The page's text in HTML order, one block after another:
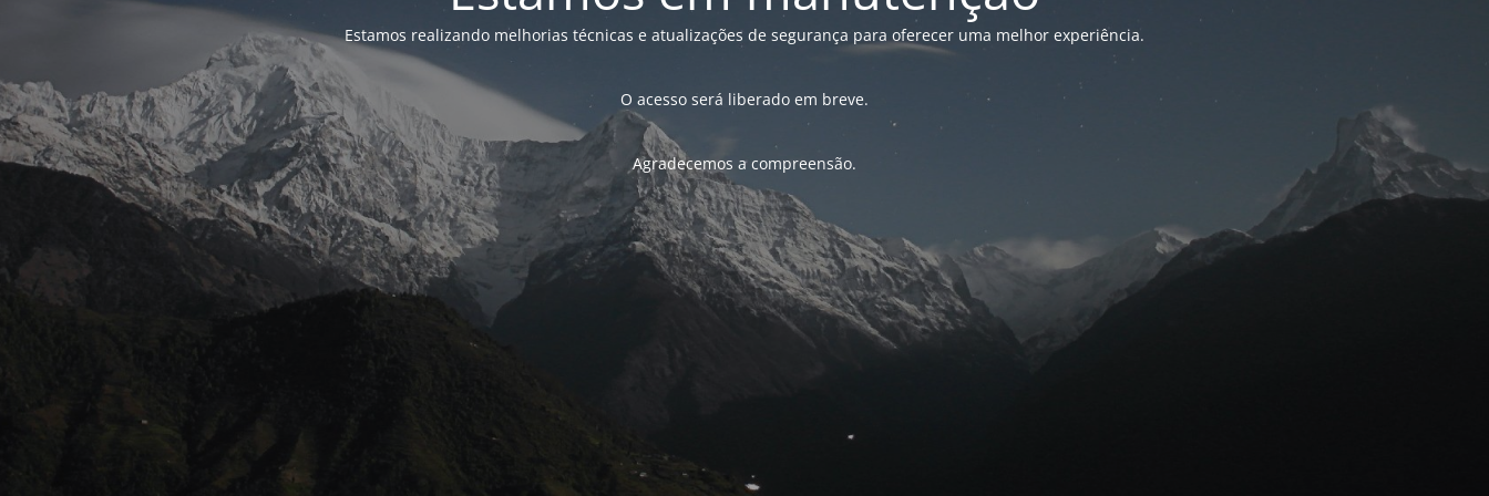
Estamos realizando melhorias técnicas e atualizações de segurança para oferecer uma melhor experiência.
O acesso será liberado em breve.
Agradecemos a compreensão.